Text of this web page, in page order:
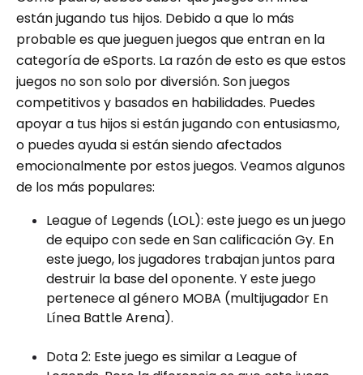
están jugando tus hijos. Debido a que lo más
probable es que jueguen juegos que entran en la
categoría de eSports. La razón de esto es que estos
juegos no son solo por diversión. Son juegos
competitivos y basados ​​en habilidades. Puedes
apoyar a tus hijos si están jugando con entusiasmo,
o puedes ayuda si están siendo afectados
emocionalmente por estos juegos. Veamos algunos
de los más populares:
League of Legends (LOL): este juego es un juego
de equipo con sede en San calificación Gy. En
este juego, los jugadores trabajan juntos para
destruir la base del oponente. Y este juego
pertenece al género MOBA (multijugador En
Línea Battle Arena).
Dota 2: Este juego es similar a League of